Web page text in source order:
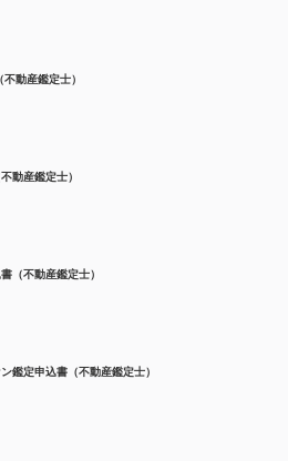
動産鑑定士）
動産鑑定士）
（不動産鑑定士）
鑑定申込書（不動産鑑定士）